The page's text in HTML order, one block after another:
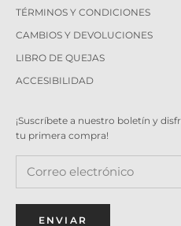
TÉRMINOS Y CONDICIONES
CAMBIOS Y DEVOLUCIONES
LIBRO DE QUEJAS
ACCESIBILIDAD
¡Suscríbete a nuestro boletín y
tu primera compra!
ENVIAR